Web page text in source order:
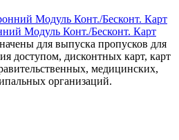
Модуль Конт./Бесконт. Карт
для выпуска пропусков для
доступом, дисконтных карт, карт
медицинских,
организаций.